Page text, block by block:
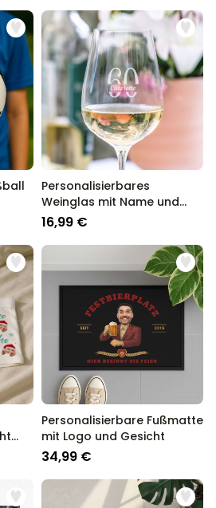
Personalisierbares
Weinglas mit Name und
Jahreszahl
16,99 €
Personalisierbare Fußmatte
mit Logo und Gesicht
34,99 €